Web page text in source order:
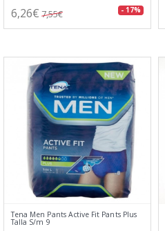
6,26€ 7,55€ - 17%
Tena Men Pants Active Fit Pants Plus
Talla S/m 9